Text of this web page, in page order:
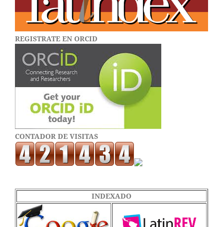
REGISTRATE EN ORCID
CONTADOR DE VISITAS
INDEXADO